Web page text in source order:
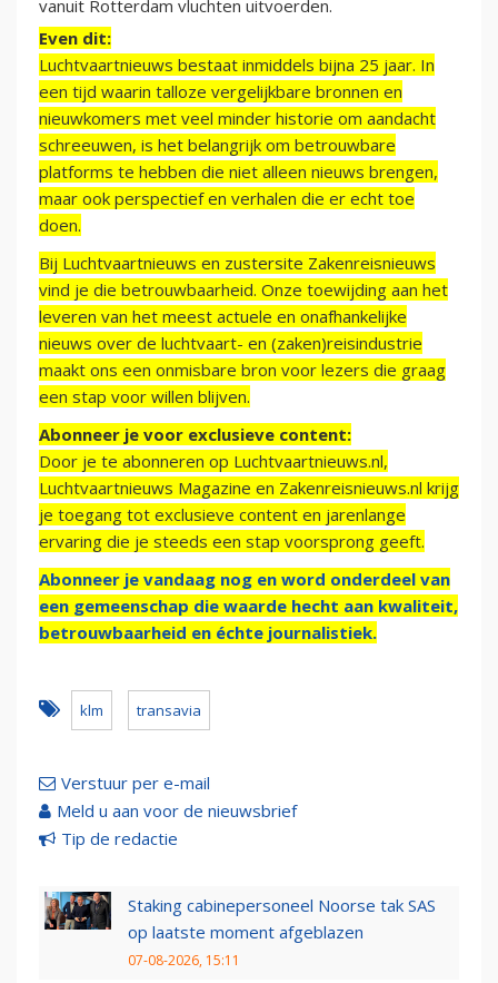
vanuit Rotterdam vluchten uitvoerden.
Even dit:
Luchtvaartnieuws bestaat inmiddels bijna 25 jaar. In
een tijd waarin talloze vergelijkbare bronnen en
nieuwkomers met veel minder historie om aandacht
schreeuwen, is het belangrijk om betrouwbare
platforms te hebben die niet alleen nieuws brengen,
maar ook perspectief en verhalen die er echt toe
doen.
Bij Luchtvaartnieuws en zustersite Zakenreisnieuws
vind je die betrouwbaarheid. Onze toewijding aan het
leveren van het meest actuele en onafhankelijke
nieuws over de luchtvaart- en (zaken)reisindustrie
maakt ons een onmisbare bron voor lezers die graag
een stap voor willen blijven.
Abonneer je voor exclusieve content:
Door je te abonneren op Luchtvaartnieuws.nl,
Luchtvaartnieuws Magazine en Zakenreisnieuws.nl krijg
je toegang tot exclusieve content en jarenlange
ervaring die je steeds een stap voorsprong geeft.
Abonneer je vandaag nog en word onderdeel van
een gemeenschap die waarde hecht aan kwaliteit,
betrouwbaarheid en échte journalistiek.
klm transavia
Verstuur per e-mail
Meld u aan voor de nieuwsbrief
Tip de redactie
Staking cabinepersoneel Noorse tak SAS
op laatste moment afgeblazen
07-08-2026, 15:11